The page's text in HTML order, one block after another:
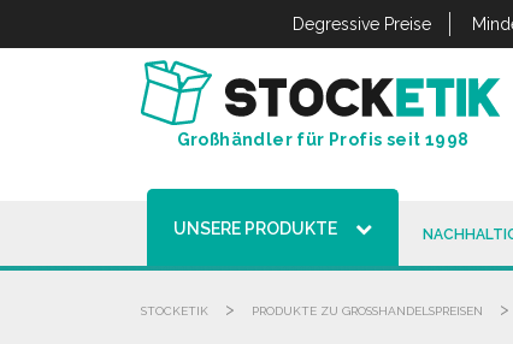
Degressive Preise
Großhändler für Profis seit 1998
UNSERE PRODUKTE
STOCKETIK > PRODUKTE ZU GROSSHANDELSPREISEN >